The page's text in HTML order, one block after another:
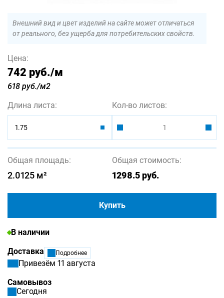
Внешний вид и цвет изделий на сайте может отличаться
от реального, без ущерба для потребительских свойств.
Цена:
742 руб./м
618 руб./м2
Длина листа:
1.75
Кол-во листов:
Общая площадь:
2.0125 м²
Общая стоимость:
1298.5руб.
Купить
В наличии
Доставка
Подробнее
Привезём 11 августа
Самовывоз
Сегодня